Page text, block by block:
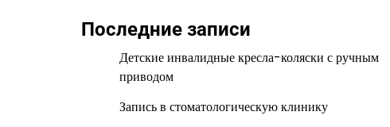
Последние записи
Детские инвалидные кресла-коляски с ручным
приводом
Запись в стоматологическую клинику